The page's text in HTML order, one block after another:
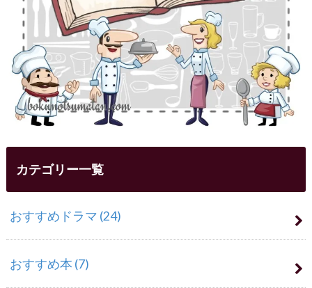
カテゴリー一覧
おすすめドラマ (24)
おすすめ本 (7)